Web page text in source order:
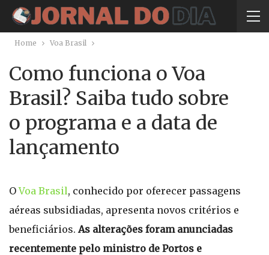
Home Voa Brasil
Como funciona o Voa
Brasil? Saiba tudo sobre
o programa e a data de
lançamento
OVoa Brasil, conhecido por oferecer passagens
aéreas subsidiadas, apresenta novos critérios e
beneficiários.As alterações foram anunciadas
recentemente pelo ministro de Portos e